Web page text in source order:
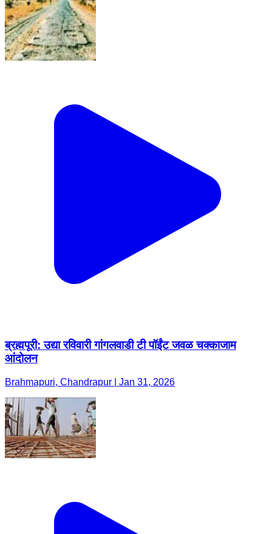
ब्रह्मपूरी: उद्या रविवारी गांगलवाडी टी पॉईंट जवळ चक्काजाम
आंदोलन
Brahmapuri, Chandrapur | Jan 31, 2026